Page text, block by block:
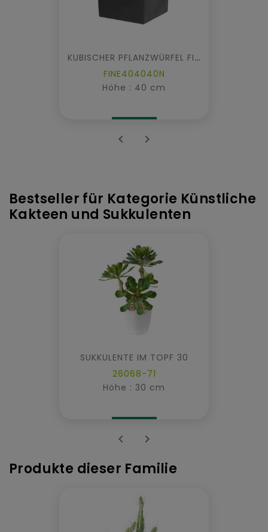
KUBISCHER PFLANZWÜRFEL FIBER
FINE404040N
Höhe : 40 cm
 
Bestseller für Kategorie Künstliche
Kakteen und Sukkulenten
SUKKULENTE IM TOPF 30
26068-71
Höhe : 30 cm
 
Produkte dieser Familie